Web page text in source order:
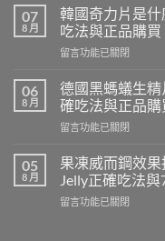
增
大
丸
評
如
何？
藥
師
析
成
正
07
8 月
韓國奇力片是
吃法與正品購買
在
國
奇
力
片
什
麼？
師
留言功能已關閉
06
8 月
德國黑螞蟻生
確吃法與正品購
在
國
黑
螞
蟻
留言功能已關閉
05
8 月
果凍威而鋼效
Jelly正確吃法
在
留言功能已關閉